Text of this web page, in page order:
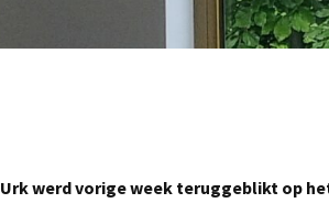
werd vorige week teruggeblikt op